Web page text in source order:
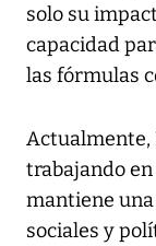
solo su
capacidad
las fórmulas
Actualmente,
trabajando
mantiene
sociales y